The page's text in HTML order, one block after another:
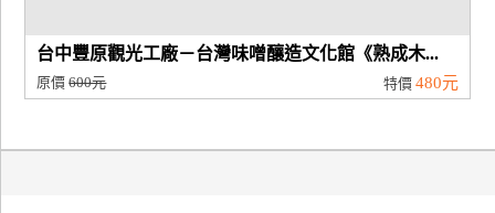
台中豐原觀光工廠－台灣味噌釀造文化館《熟成木...
原價600元 特價 480元